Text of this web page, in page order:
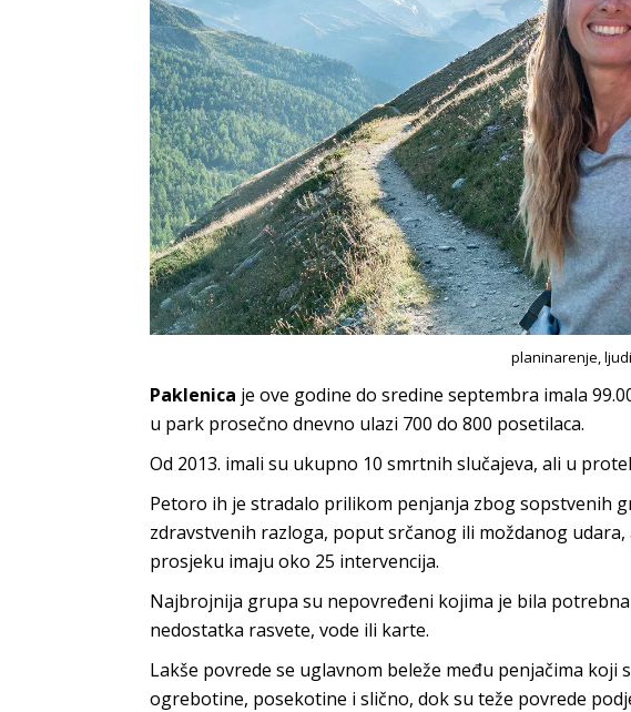
planinarenje, ljudi
Paklenica je ove godine do sredine septembra imala
u park prosečno dnevno ulazi 700 do 800 posetilaca.
Od 2013. imali su ukupno 10 smrtnih slučajeva, ali u
Petoro ih je stradalo prilikom penjanja zbog sopstvenih
zdravstvenih razloga, poput srčanog ili moždanog udara,
prosjeku imaju oko 25 intervencija.
Najbrojnija grupa su nepovređeni kojima je bila
nedostatka rasvete, vode ili karte.
Lakše povrede se uglavnom beleže među penjačima
ogrebotine, posekotine i slično, dok su teže povrede